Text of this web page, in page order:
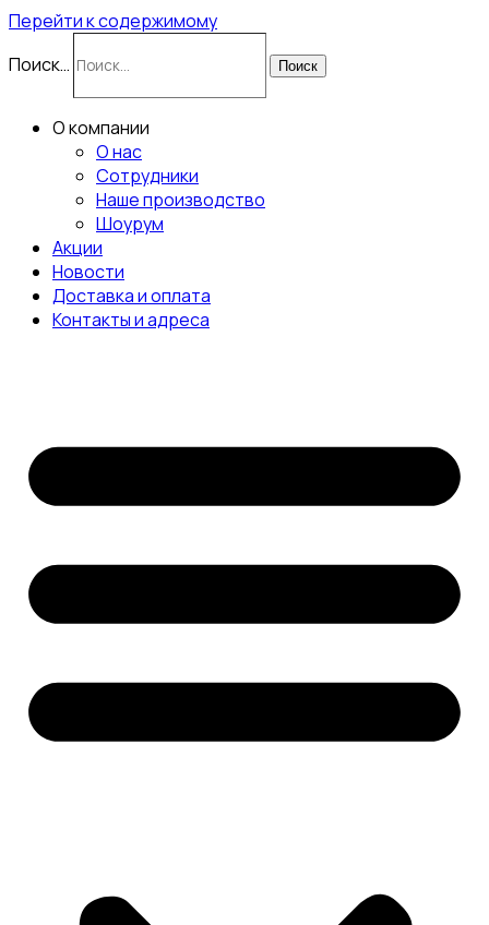
Перейти к содержимому
Поиск…
Поиск
О компании
О нас
Сотрудники
Наше производство
Шоурум
Акции
Новости
Доставка и оплата
Контакты и адреса